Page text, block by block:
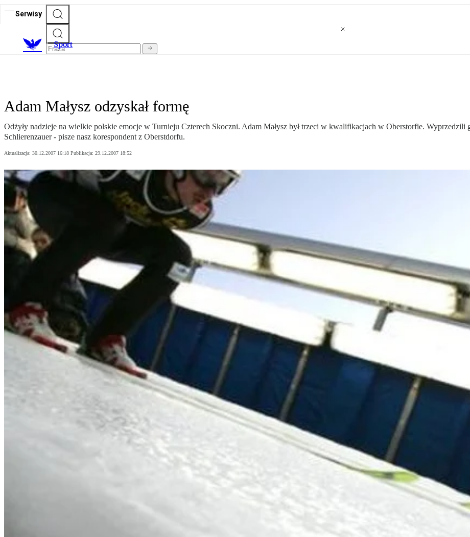
Serwisy
Sport
Adam Małysz odzyskał formę
Odżyły nadzieje na wielkie polskie emocje w Turnieju Czterech Skoczni. Adam Małysz był trzeci w kwalifikacjach w Oberstorfie.
Schlierenzauer - pisze nasz korespondent z Oberstdorfu.
Aktualizacja: 30.12.2007 16:18 Publikacja: 29.12.2007 18:52